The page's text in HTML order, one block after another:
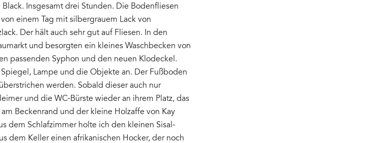
Insgesamt drei Stunden. Die Bodenfliesen
einem Tag mit silbergrauem Lack von
Der hält auch sehr gut auf Fliesen. In den
und besorgten ein kleines Waschbecken von
passenden Syphon und den neuen Klodeckel.
Lampe und die Objekte an. Der Fußboden
werden. Sobald dieser auch nur
und die WC-Bürste wieder an ihrem Platz, das
Beckenrand und der kleine Holzaffe von Kay
dem Schlafzimmer holte ich den kleinen Sisal-
dem Keller einen afrikanischen Hocker, der noch